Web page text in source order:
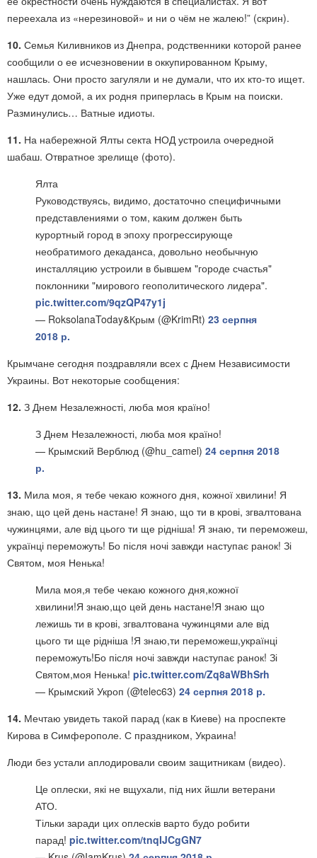
переехала из «нерезиновой» и ни о чём не жалею!” (скрин).
10. Семья Киливников из Днепра, родственники которой ранее
сообщили о ее исчезновении в оккупированном Крыму,
нашлась. Они просто загуляли и не думали, что их кто-то ищет.
Уже едут домой, а их родня приперлась в Крым на поиски.
Разминулись… Ватные идиоты.
11. На набережной Ялты секта НОД устроила очередной
шабаш. Отвратное зрелище (фото).
Ялта
Руководствуясь, видимо, достаточно специфичными
представлениями о том, каким должен быть
курортный город в эпоху прогрессирующе
необратимого декаданса, довольно необычную
инсталляцию устроили в бывшем "городе счастья"
поклонники "мирового геополитического лидера".
pic.twitter.com/9qzQP47y1j
— RoksolanaToday&Крым (@KrimRt) 23 серпня
2018 р.
Крымчане сегодня поздравляли всех с Днем Независимости
Украины. Вот некоторые сообщения:
12. З Днем Незалежності, люба моя країно!
З Днем Незалежності, люба моя країно!
— Крымский Верблюд (@hu_camel) 24 серпня 2018
р.
13. Мила моя, я тебе чекаю кожного дня, кожної хвилини! Я
знаю, що цей день настане! Я знаю, що ти в крові, згвалтована
чужинцями, але від цього ти ще рідніша! Я знаю, ти переможеш,
українці переможуть! Бо після ночі завжди наступає ранок! Зі
Святом, моя Ненька!
Мила моя,я тебе чекаю кожного дня,кожної
хвилини!Я знаю,що цей день настане!Я знаю що
лежишь ти в крові, згвалтована чужинцями але від
цього ти ще рідніша !Я знаю,ти переможеш,українці
переможуть!Бо після ночі завжди наступає ранок! Зі
Святом,моя Ненька! pic.twitter.com/Zq8aWBhSrh
— Крымский Укроп (@telec63) 24 серпня 2018 р.
14. Мечтаю увидеть такой парад (как в Киеве) на проспекте
Кирова в Симферополе. С праздником, Украина!
Люди без устали аплодировали своим защитникам (видео).
Це оплески, які не вщухали, під них йшли ветерани
АТО.
Тільки заради цих оплесків варто будо робити
парад! pic.twitter.com/tnqIJCgGN7